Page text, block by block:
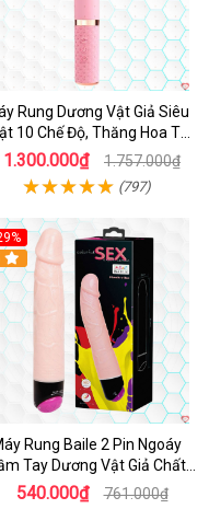
Rung Dương Vật Giả Siêu
10 Chế Độ, Thăng Hoa Tối
Ưu
1.300.000₫ 1.757.000₫
(797)
Rung Baile 2 Pin Ngoáy
Tay Dương Vật Giả Chất
Lượng
540.000₫ 761.000₫